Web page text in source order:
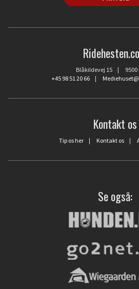
Blåkildevej 15 | 9500
+45 98 51 20 66|
Kontakt os
Tip os her | Kontakt os |
Se også: